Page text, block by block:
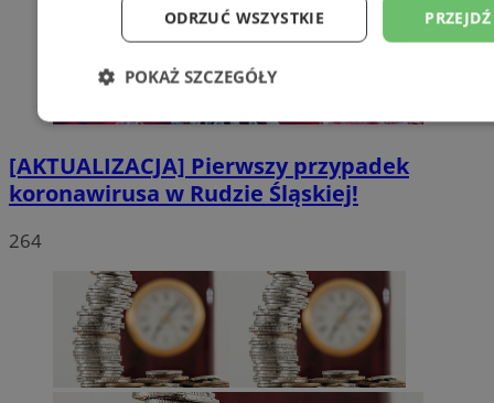
[AKTUALIZACJA] Pierwszy przypadek
koronawirusa w Rudzie Śląskiej!
264
ODRZUĆ WSZYSTKIE
POKAŻ SZCZEGÓŁY
Niezbędne Wydajność Targetowanie
Niesklasyfikowane
Wydajność
Niesklasyfikowane